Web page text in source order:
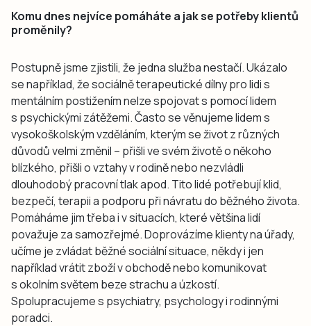
Komu dnes nejvíce pomáháte a jak se potřeby klientů
proměnily?
Postupně jsme zjistili, že jedna služba nestačí. Ukázalo
se například, že sociálně terapeutické dílny pro lidi s
mentálním postižením nelze spojovat s pomocí lidem
s psychickými zátěžemi. Často se věnujeme lidem s
vysokoškolským vzděláním, kterým se život z různých
důvodů velmi změnil – přišli ve svém životě o někoho
blízkého, přišli o vztahy v rodině nebo nezvládli
dlouhodobý pracovní tlak apod. Tito lidé potřebují klid,
bezpečí, terapii a podporu při návratu do běžného života.
Pomáháme jim třeba i v situacích, které většina lidí
považuje za samozřejmé. Doprovázíme klienty na úřady,
učíme je zvládat běžné sociální situace, někdy i jen
například vrátit zboží v obchodě nebo komunikovat
s okolním světem beze strachu a úzkostí.
Spolupracujeme s psychiatry, psychology i rodinnými
poradci.